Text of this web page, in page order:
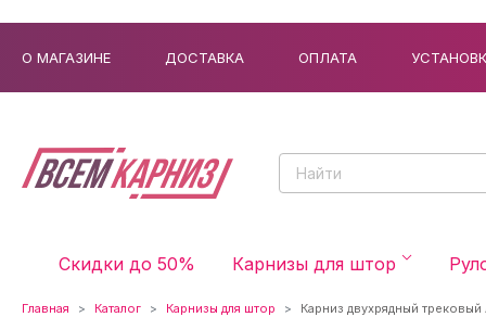
О МАГАЗИНЕ ДОСТАВКА ОПЛАТА
Скидки до 50% Карнизы для штор
Главная Каталог Карнизы для штор Карниз двухрядный